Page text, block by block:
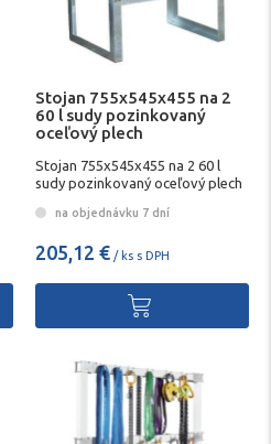
Stojan 755x545x455 na 2
60 l sudy pozinkovaný
oceľový plech
Stojan 755x545x455 na 2 60 l
sudy pozinkovaný oceľový plech
na objednávku 7 dní
205,12 € / ks s DPH